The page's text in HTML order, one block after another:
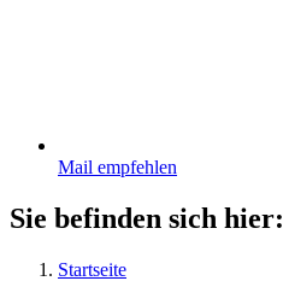
Mail empfehlen
Sie befinden sich hier:
Startseite